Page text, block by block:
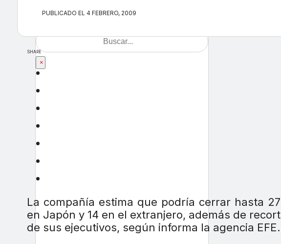
×
PUBLICADO EL 4 FEBRERO, 2009
SHARE
La compañía estima que podría cerrar hasta
en Japón y 14 en el extranjero, además de
de sus ejecutivos, según informa la agencia EFE.